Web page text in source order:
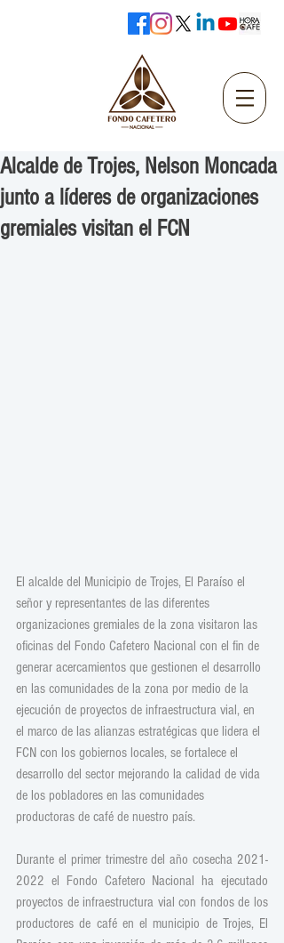
Alcalde de Trojes, Nelson Moncada
junto a líderes de organizaciones
gremiales visitan el FCN
El alcalde del Municipio de Trojes, El Paraíso el
señor y representantes de las diferentes
organizaciones gremiales de la zona visitaron las
oficinas del Fondo Cafetero Nacional con el fin de
generar acercamientos que gestionen el desarrollo
en las comunidades de la zona por medio de la
ejecución de proyectos de infraestructura vial, en
el marco de las alianzas estratégicas que lidera el
FCN con los gobiernos locales, se fortalece el
desarrollo del sector mejorando la calidad de vida
de los pobladores en las comunidades
productoras de café de nuestro país.
Durante el primer trimestre del año cosecha 2021-
2022 el Fondo Cafetero Nacional ha ejecutado
proyectos de infraestructura vial con fondos de los
productores de café en el municipio de Trojes, El